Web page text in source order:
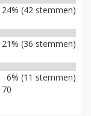
24% (42 stemmen)
21% (36 stemmen)
6% (11 stemmen)